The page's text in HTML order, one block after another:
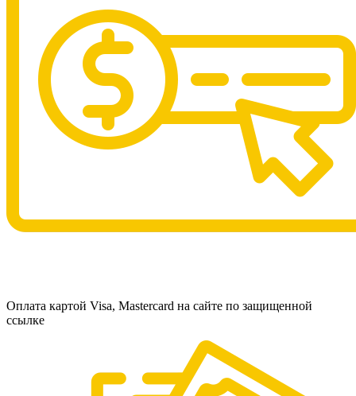
Оплата картой Visa, Mastercard на сайте по защищенной
ссылке